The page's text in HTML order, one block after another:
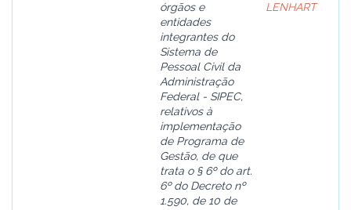
órgãos e
entidades
integrantes do
Sistema de
Pessoal Civil da
Administração
Federal - SIPEC,
relativos à
implementação
de Programa de
Gestão, de que
trata o § 6º do art.
6º do Decreto nº
1.590, de 10 de
LENHART